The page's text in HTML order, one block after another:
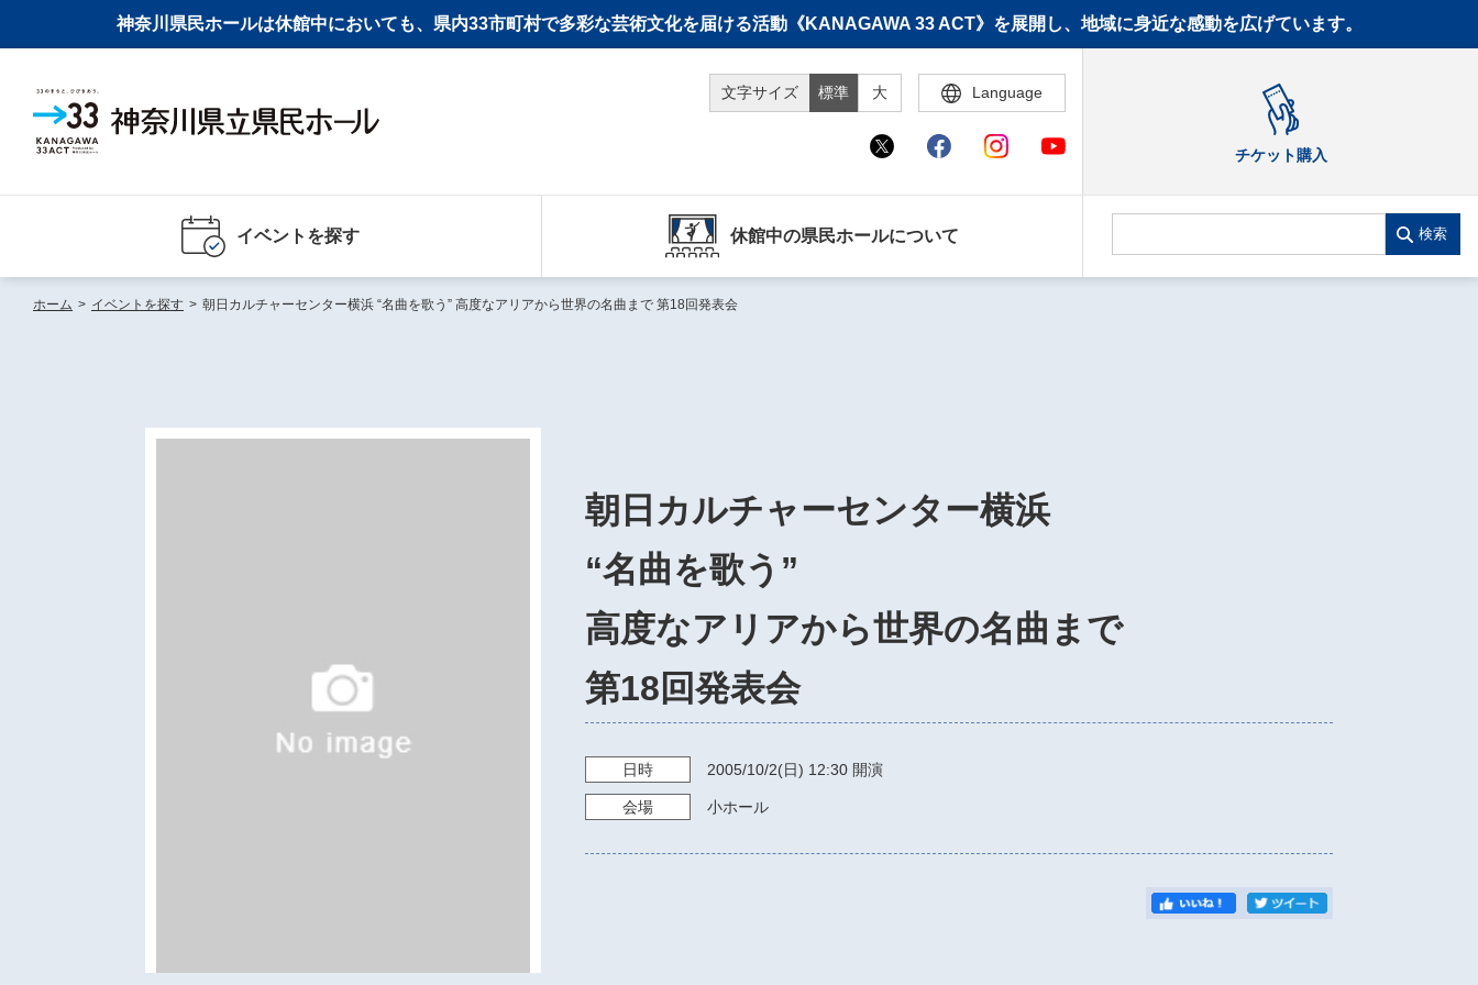
神奈川県民ホールは休館中においても、県内33市町村で多彩な芸術文化を届ける活動《KANAGAWA 33 ACT》を展開し、地域に身近な感動を広げています。
文字サイズ 標準 大 Language
チケット購入
イベントを探す 休館中の県民ホールについて 検索
ホーム > イベントを探す > 朝日カルチャーセンター横浜 “名曲を歌う” 高度なアリアから世界の名曲まで 第18回発表会
朝日カルチャーセンター横浜
“名曲を歌う”
高度なアリアから世界の名曲まで
第18回発表会
日時 2005/10/2(日) 12:30 開演
会場 小ホール